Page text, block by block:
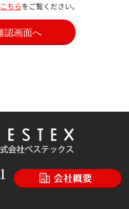
こちらをご覧ください。